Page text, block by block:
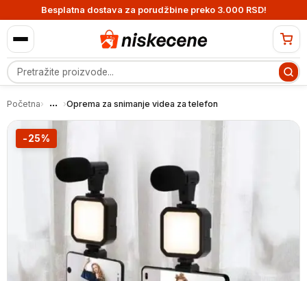
Besplatna dostava za porudžbine preko 3.000 RSD!
Pretraga proizvoda
Početna› ... ›Oprema za snimanje videa za telefon
-25%